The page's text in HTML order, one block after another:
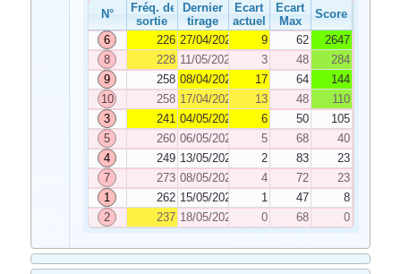
N°
Fréq. de
sortie
Dernier
tirage
Ecart
actuel
Ecart
Max
Score
6
226 27/04/2024 9 62
2647
8
228 11/05/2024 3 48
284
9
258 08/04/2024 17 64
144
10
258 17/04/2024 13 48
110
3
241 04/05/2024 6 50
105
5
260 06/05/2024 5 68
40
4
249 13/05/2024 2 83
23
7
273 08/05/2024 4 72
23
1
262 15/05/2024 1 47
8
2
237 18/05/2024 0 68 0